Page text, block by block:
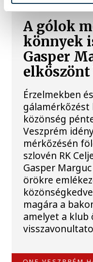
A gólok
könnyek
Gasper
elköszönt
Érzelmekben
közönség
Veszprém
mérkőzésén
szlovén RK
Gasper
örökre
magára a
amelyet a klub